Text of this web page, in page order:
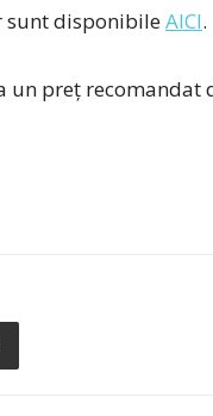
sunt disponibileAICI.
un preţ recomandat